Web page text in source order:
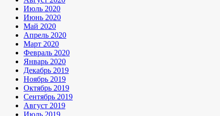
Июль 2020
Июнь 2020
Май 2020
Апрель 2020
Март 2020
Февраль 2020
Январь 2020
Декабрь 2019
Ноябрь 2019
Октябрь 2019
Сентябрь 2019
Август 2019